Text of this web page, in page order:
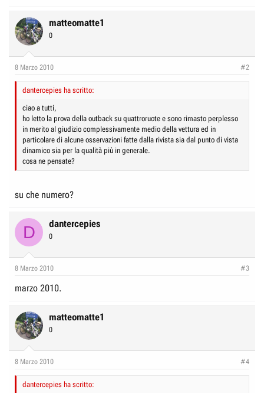
o
n
e
matteomatte1
0
8 Marzo 2010 #2
dantercepies ha scritto:
ciao a tutti,
ho letto la prova della outback su quattroruote e sono rimasto perplesso
in merito al giudizio complessivamente medio della vettura ed in
particolare di alcune osservazioni fatte dalla rivista sia dal punto di vista
dinamico sia per la qualità più in generale.
cosa ne pensate?
su che numero?
D dantercepies
0
8 Marzo 2010 #3
marzo 2010.
matteomatte1
0
8 Marzo 2010 #4
dantercepies ha scritto: